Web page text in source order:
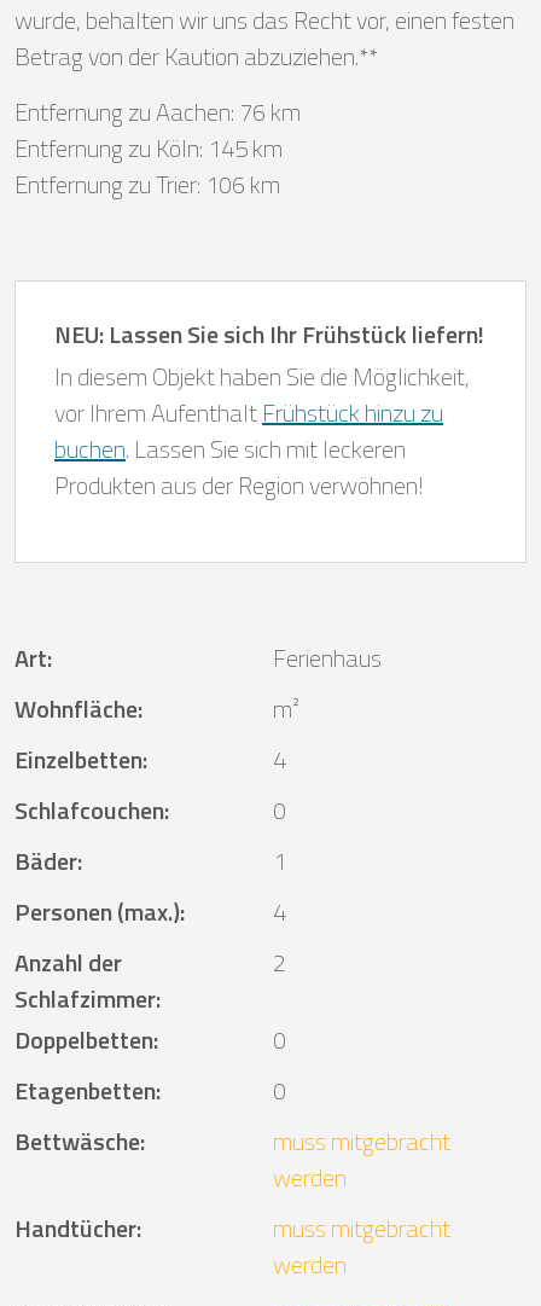
wurde, behalten wir uns das Recht vor, einen festen
Betrag von der Kaution abzuziehen.**
Entfernung zu Aachen: 76 km
Entfernung zu Köln: 145 km
Entfernung zu Trier: 106 km
NEU: Lassen Sie sich Ihr Frühstück liefern!
In diesem Objekt haben Sie die Möglichkeit,
vor Ihrem AufenthaltFrühstück hinzu zu
buchen. Lassen Sie sich mit leckeren
Produkten aus der Region verwöhnen!
Art:
Ferienhaus
Wohnfläche:
m²
Einzelbetten:
4
Schlafcouchen:
0
Bäder:
1
Personen (max.):
4
Anzahl der
Schlafzimmer:
2
Doppelbetten:
0
Etagenbetten:
0
Bettwäsche:
muss mitgebracht
werden
Handtücher:
muss mitgebracht
werden